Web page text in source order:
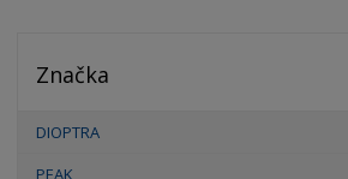
Značka
DIOPTRA
PEAK